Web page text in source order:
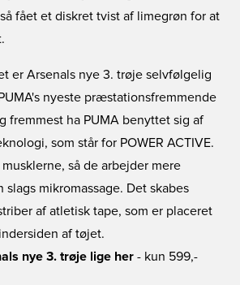
fået et diskret tvist af limegrøn for at
er Arsenals nye 3. trøje selvfølgelig
nyeste præstationsfremmende
fremmest ha PUMA benyttet sig af
som står for POWER ACTIVE.
så de arbejder mere
mikromassage. Det skabes
af atletisk tape, som er placeret
af tøjet.
nye 3. trøje lige her - kun 599,-